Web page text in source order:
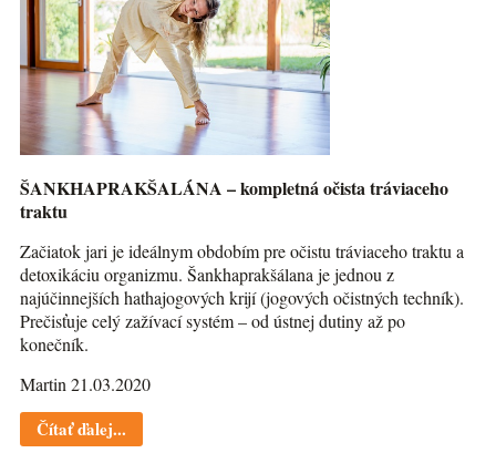
ŠANKHAPRAKŠALÁNA – kompletná očista tráviaceho
traktu
Začiatok jari je ideálnym obdobím pre očistu tráviaceho traktu a
detoxikáciu organizmu. Šankhaprakšálana je jednou z
najúčinnejších hathajogových krijí (jogových očistných techník).
Prečisťuje celý zažívací systém – od ústnej dutiny až po
konečník.
Martin 21.03.2020
Čítať ďalej...